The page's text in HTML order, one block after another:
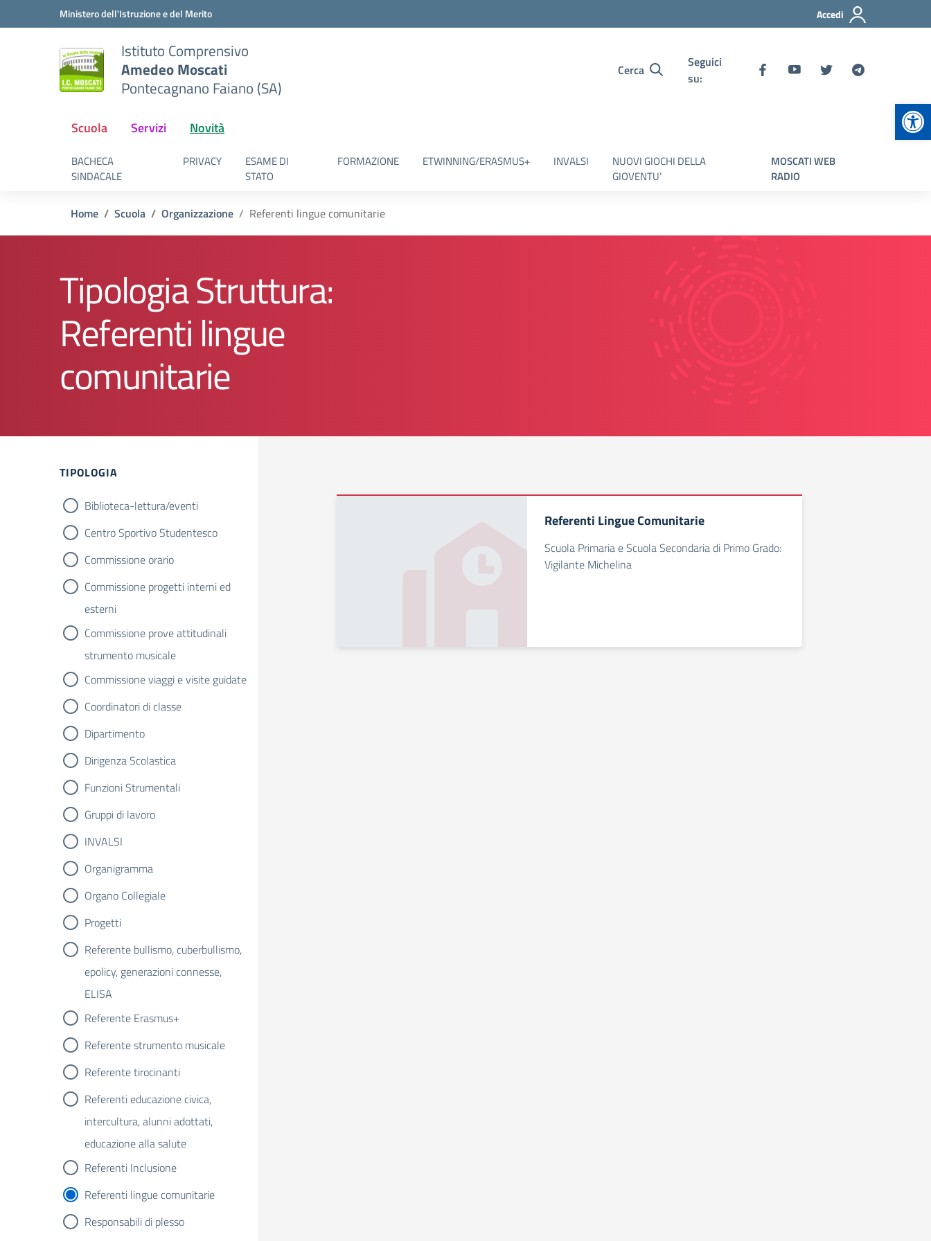
Vai ai contenuti
Vai al menu di navigazioneMinistero dell'Istruzione e del Merito Accedi
Istituto Comprensivo
Amedeo Moscati
Pontecagnano Faiano (SA)
Cerca
Seguici
su:
Scuola Servizi Novità
BACHECA
SINDACALE
PRIVACY
ESAME DI
STATO
FORMAZIONE ETWINNING/ERASMUS+ INVALSI
NUOVI GIOCHI DELLA
GIOVENTU’
MOSCATI WEB
RADIO
Home Scuola Organizzazione Referenti lingue comunitarie
Tipologia Struttura:
Referenti lingue
comunitarie
TIPOLOGIA
Biblioteca-lettura/eventi
Centro Sportivo Studentesco
Commissione orario
Commissione progetti interni ed
esterni
Commissione prove attitudinali
strumento musicale
Commissione viaggi e visite guidate
Coordinatori di classe
Dipartimento
Dirigenza Scolastica
Funzioni Strumentali
Gruppi di lavoro
INVALSI
Organigramma
Organo Collegiale
Progetti
Referente bullismo, cuberbullismo,
epolicy, generazioni connesse,
ELISA
Referente Erasmus+
Referente strumento musicale
Referente tirocinanti
Referenti educazione civica,
intercultura, alunni adottati,
educazione alla salute
Referenti Inclusione
Referenti lingue comunitarie
Responsabili di plesso
Referenti Lingue Comunitarie
Scuola Primaria e Scuola Secondaria di Primo Grado:
Vigilante Michelina